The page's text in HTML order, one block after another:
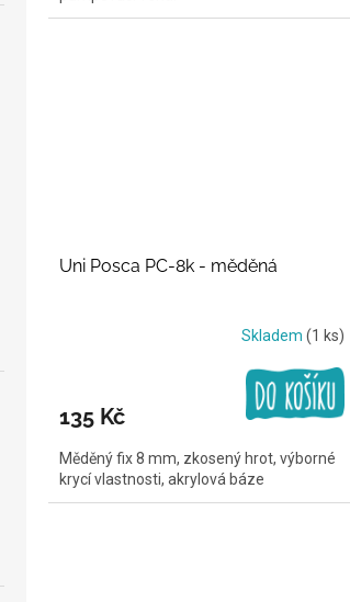
Uni Posca PC-8k - měděná
Skladem (1 ks)
135 Kč
Měděný fix 8 mm, zkosený hrot, výborné
krycí vlastnosti, akrylová báze